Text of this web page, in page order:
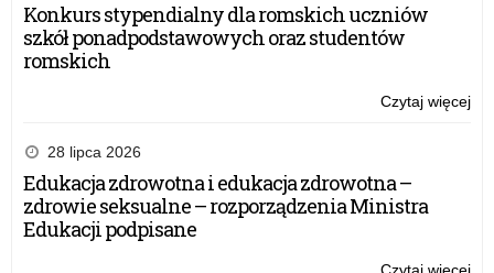
Konkurs stypendialny dla romskich uczniów
szkół ponadpodstawowych oraz studentów
romskich
Czytaj więcej
28 lipca 2026
Edukacja zdrowotna i edukacja zdrowotna –
zdrowie seksualne – rozporządzenia Ministra
Edukacji podpisane